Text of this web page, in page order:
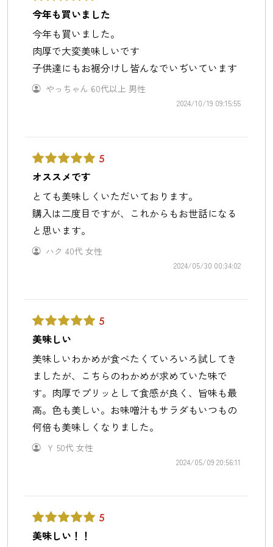
今年も買いました
今年も買いました。
肉厚で大変美味しいです
子供達にもお裾分けし皆んなでいぢいています
やっちゃん 60代以上 男性
2024/10/19 09:15:55
5
オススメです
とても美味しくいただいております。
購入は二度目ですが、これからもお世話になる
と思います。
ハク 40代 女性
2024/05/30 00:34:02
5
美味しい
美味しいわかめが食べたくていろいろ試してき
ましたが、こちらのわかめが求めていた味で
す。肉厚でプリッとして食感が良く、旨味も最
高。色も美しい。お味噌汁もサラダもいつもの
何倍も美味しくなりました。
Ｙ 50代 女性
2024/05/09 20:56:11
5
美味しい！！